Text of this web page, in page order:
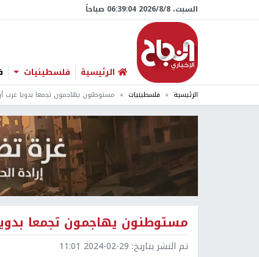
السبت، 8/‏8/‏2026 06:39:04 صباحاً
الرئيسية فلسطينيات
الرئيسية فلسطينيات مستوطنون يهاجمون تجمعا بدويا غرب
مستوطنون يهاجمون تجمعا
تم النشر بتاريخ: 2024-02-29 11:01